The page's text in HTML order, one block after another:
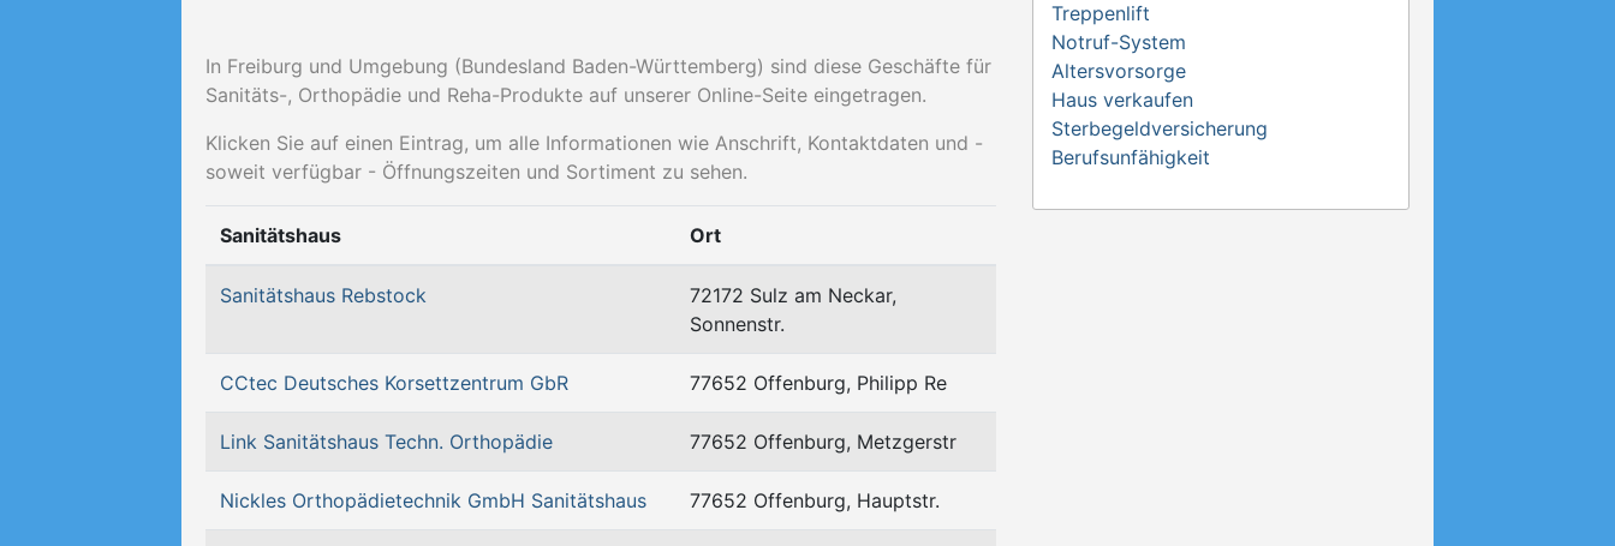
In Freiburg und Umgebung (Bundesland Baden-Württemberg) sind diese Geschäfte für
Sanitäts-, Orthopädie und Reha-Produkte auf unserer Online-Seite eingetragen.
Klicken Sie auf einen Eintrag, um alle Informationen wie Anschrift, Kontaktdaten und -
soweit verfügbar - Öffnungszeiten und Sortiment zu sehen.
Sanitätshaus Ort
Sanitätshaus Rebstock
72172 Sulz am Neckar,
Sonnenstr.
CCtec Deutsches Korsettzentrum GbR 77652 Offenburg, Philipp Re
Link Sanitätshaus Techn. Orthopädie 77652 Offenburg, Metzgerstr
Nickles Orthopädietechnik GmbH Sanitätshaus 77652 Offenburg, Hauptstr.
Treppenlift
Notruf-System
Altersvorsorge
Haus verkaufen
Sterbegeldversicherung
Berufsunfähigkeit